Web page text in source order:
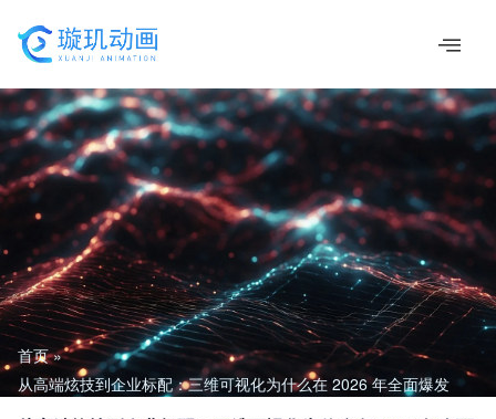
容
首页
从高端炫技到企业标配：三维可视化为什么在 2026 年全面爆发